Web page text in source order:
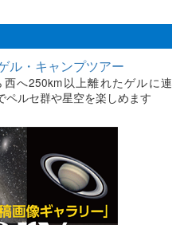
ル・キャンプツアー
へ250km以上離れたゲルに連
ペルセ群や星空を楽しめます